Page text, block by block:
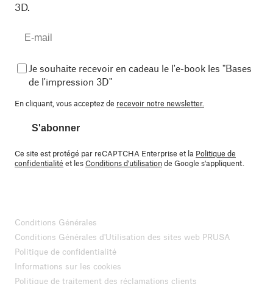
3D.
Je souhaite recevoir en cadeau le l'e-book les "Bases
de l'impression 3D"
En cliquant, vous acceptez de recevoir notre newsletter.
S'abonner
Ce site est protégé par reCAPTCHA Enterprise et la Politique de
confidentialité et lesConditions d'utilisationde Google s'appliquent.
Conditions Générales
Conditions Générales d'Utilisation des sites web PRUSA
Politique de confidentialité
Informations sur les cookies
Politique de traitement des réclamations clients